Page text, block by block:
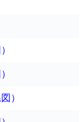
）